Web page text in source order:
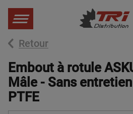
Retour
Embout à rotule
Mâle - Sans
PTFE